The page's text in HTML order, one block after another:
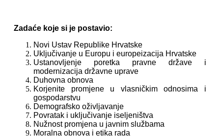
Zadaće koje si je postavio:
Novi Ustav Republike Hrvatske
Uključivanje u Europu i europeizacija Hrvatske
Ustanovljenje poretka pravne države i
modernizacija državne uprave
Duhovna obnova
Korjenite promjene u vlasničkim odnosima i
gospodarstvu
Demografsko oživljavanje
Povratak i uključivanje iseljeništva
Nužnost promjena u javnim službama
Moralna obnova i etika rada